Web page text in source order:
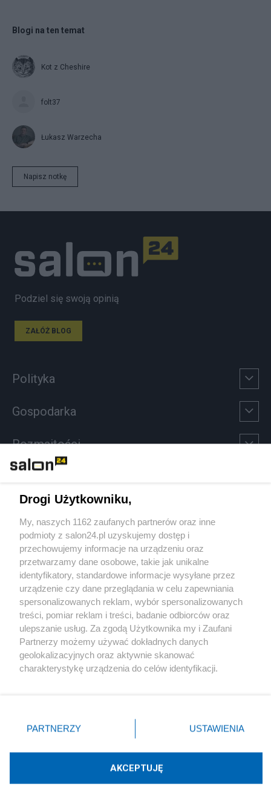
Blogi na ten temat
Kot z Cheshire
folt37
Łukasz Warzecha
Napisz notkę
Podziel się swoją opinią
ZAŁÓŻ BLOG
Polityka
Gospodarka
Rozmaitości
Sport
Społeczeństwo
Kultura
X Facebook Instagram Youtube
Technologię dostarcza:W3media.pl
Drogi Użytkowniku,
My, naszych 1162 zaufanych partnerów oraz inne
podmioty z salon24.pl uzyskujemy dostęp i
przechowujemy informacje na urządzeniu oraz
przetwarzamy dane osobowe, takie jak unikalne
identyfikatory, standardowe informacje wysyłane przez
urządzenie czy dane przeglądania w celu zapewniania
spersonalizowanych reklam, wybór spersonalizowanych
treści, pomiar reklam i treści, badanie odbiorców oraz
ulepszanie usług. Za zgodą Użytkownika my i Zaufani
Partnerzy możemy używać dokładnych danych
geolokalizacyjnych oraz aktywnie skanować
charakterystykę urządzenia do celów identyfikacji.
zmienić/wycofać klikając przycisk ustawień prywatności
znajdujący się w lewym dolnym rogu strony
rodzaje przetwarzania danych nie wymagają zgody
użytkownika, ale masz prawo sprzeciwić się takiemu
przetwarzaniu. Preferencje będą miały zastosowania tylko
PARTNERZY USTAWIENIA
AKCEPTUJĘ